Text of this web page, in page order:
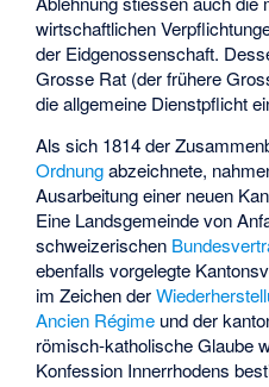
wirtschaftlichen
der Eidgenossenschaft.
Grosse Rat (der frühere
die allgemeine Dienstpflicht
Als sich 1814 der
Ordnungabzeichnete,
Ausarbeitung einer neuen
Eine Landsgemeinde von
schweizerischen
ebenfalls vorgelegte
im Zeichen der
Ancien Régime und der
römisch-katholische Glaube
Konfession Innerrhodens